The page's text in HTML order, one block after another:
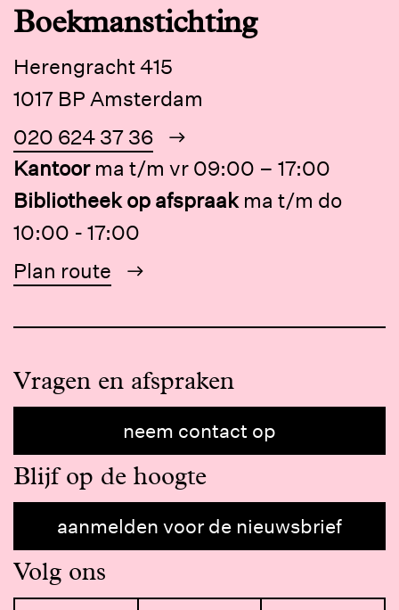
Boekmanstichting
Herengracht 415
1017 BP Amsterdam
020 624 37 36
Kantoor ma t/m vr 09:00 – 17:00
Bibliotheek op afspraak ma t/m do
10:00 - 17:00
Plan route
Vragen en afspraken
neem contact op
Blijf op de hoogte
aanmelden voor de nieuwsbrief
Volg ons